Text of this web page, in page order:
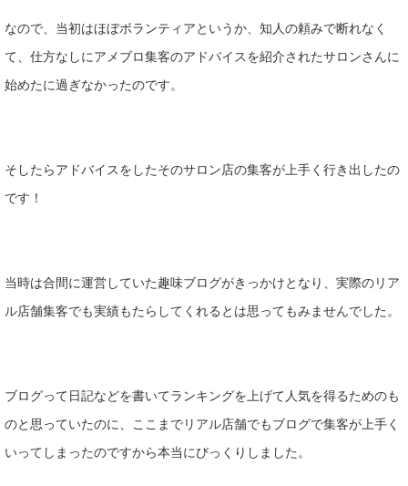
なので、当初はほぼボランティアというか、知人の頼みで断れなく
て、仕方なしにアメブロ集客のアドバイスを紹介されたサロンさんに
始めたに過ぎなかったのです。
そしたらアドバイスをしたそのサロン店の集客が上手く行き出したの
です！
当時は合間に運営していた趣味ブログがきっかけとなり、実際のリア
ル店舗集客でも実績もたらしてくれるとは思ってもみませんでした。
ブログって日記などを書いてランキングを上げて人気を得るためのも
のと思っていたのに、ここまでリアル店舗でもブログで集客が上手く
いってしまったのですから本当にびっくりしました。